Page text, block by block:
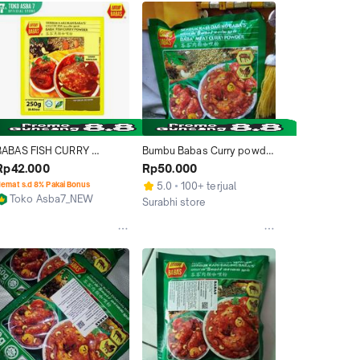
FISH CURRY
250G
s.d 8% Pakai Bonus
Toko Asba7_NEW
Bumbu Babas Curry powder
India
Rp50.000
5.0
100+ terjual
Surabhi store